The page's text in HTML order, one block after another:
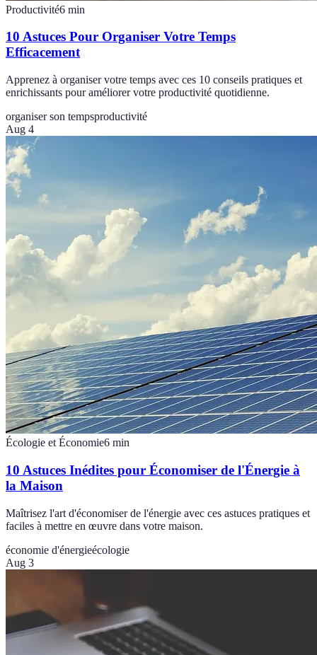
Productivité6 min
10 Astuces Pour Organiser Votre Temps
Efficacement
Apprenez à organiser votre temps avec ces 10 conseils pratiques et
enrichissants pour améliorer votre productivité quotidienne.
organiser son tempsproductivité
Aug 4
Écologie et Économie6 min
10 Astuces Inédites pour Économiser de l'Énergie à
la Maison
Maîtrisez l'art d'économiser de l'énergie avec ces astuces pratiques et
faciles à mettre en œuvre dans votre maison.
économie d'énergieécologie
Aug 3